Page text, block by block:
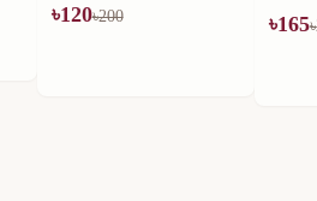
৳120৳200 ৳165৳